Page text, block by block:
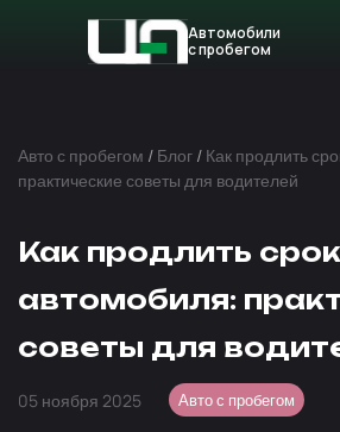
Автомобили
с пробегом
Авто с пробегом / Блог / Как продлить
практические советы для водителей
Как продлить
автомобиля:
советы для
05 ноября 2025 Авто с пробегом